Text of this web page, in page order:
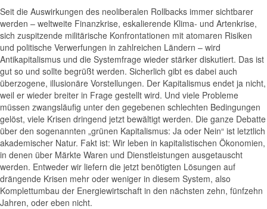
Seit die Auswirkungen des neoliberalen Rollbacks immer sichtbarer
werden – weltweite Finanzkrise, eskalierende Klima- und Artenkrise,
sich zuspitzende militärische Konfrontationen mit atomaren Risiken
und politische Verwerfungen in zahlreichen Ländern – wird
Antikapitalismus und die Systemfrage wieder stärker diskutiert. Das ist
gut so und sollte begrüßt werden. Sicherlich gibt es dabei auch
überzogene, illusionäre Vorstellungen. Der Kapitalismus endet ja nicht,
weil er wieder breiter in Frage gestellt wird. Und viele Probleme
müssen zwangsläufig unter den gegebenen schlechten Bedingungen
gelöst, viele Krisen dringend jetzt bewältigt werden. Die ganze Debatte
über den sogenannten „grünen Kapitalismus: Ja oder Nein“ ist letztlich
akademischer Natur. Fakt ist: Wir leben in kapitalistischen Ökonomien,
in denen über Märkte Waren und Dienstleistungen ausgetauscht
werden. Entweder wir liefern die jetzt benötigten Lösungen auf
drängende Krisen mehr oder weniger in diesem System, also
Komplettumbau der Energiewirtschaft in den nächsten zehn, fünfzehn
Jahren, oder eben nicht.